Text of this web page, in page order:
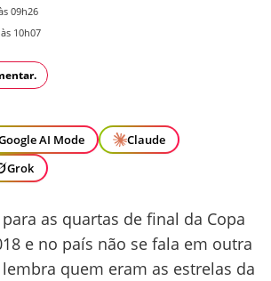
09h26
10h07
AI Mode
Claude
Grok
as quartas de final da Copa
e no país não se fala em outra
quem eram as estrelas da